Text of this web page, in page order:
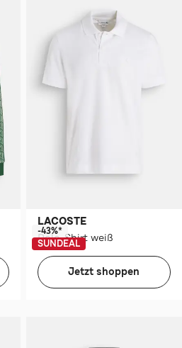
LACOSTE
Polo-Shirt weiß
-43%*
SUNDEAL
Jetzt shoppen